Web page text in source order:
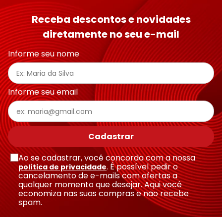
Receba descontos e novidades
diretamente no seu e-mail
Informe seu nome
Informe seu email
Cadastrar
Ao se cadastrar, você concorda com a nossa
política de privacidade. É possível pedir o
cancelamento de e-mails com ofertas a
qualquer momento que desejar. Aqui você
economiza nas suas compras e não recebe
spam.